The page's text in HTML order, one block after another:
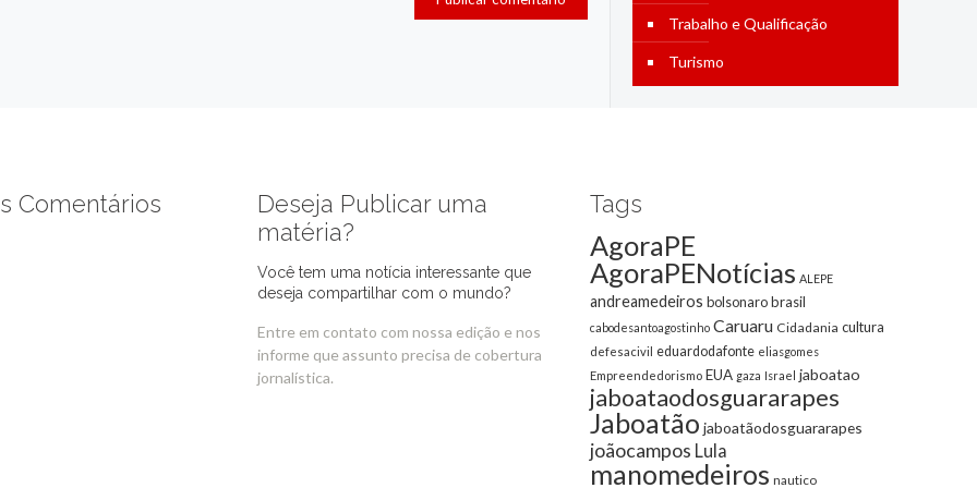
Trabalho e Qualificação
Turismo
Comentários
Deseja Publicar uma
matéria?
Você tem uma notícia interessante que
deseja compartilhar com o mundo?
Entre em contato com nossa edição e nos
informe que assunto precisa de cobertura
jornalística.
Tags
AgoraPE
AgoraPENotícias ALEPE
andreamedeiros bolsonarobrasil
cabodesantoagostinho Caruaru Cidadania cultura
defesacivil eduardodafonte eliasgomes
Empreendedorismo EUA gaza Israel jaboatao
jaboataodosguararapes
Jaboatão jaboatãodosguararapes
joãocampos Lula
manomedeiros nautico